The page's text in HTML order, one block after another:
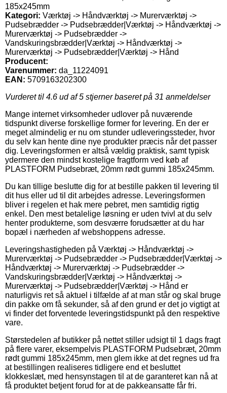
185x245mm
Kategori: Værktøj -> Håndværktøj -> Murerværktøj ->
Pudsebrædder -> Pudsebrædder|Værktøj -> Håndværktøj ->
Murerværktøj -> Pudsebrædder ->
Vandskuringsbrædder|Værktøj -> Håndværktøj ->
Murerværktøj -> Pudsebrædder|Værktøj -> Hånd
Producent:
Varenummer: da_11224091
EAN: 5709163202300
Vurderet til 4.6 ud af 5 stjerner baseret på 31 anmeldelser
Mange internet virksomheder udlover på nuværende
tidspunkt diverse forskellige former for levering. En der er
meget almindelig er nu om stunder udleveringssteder, hvor
du selv kan hente dine nye produkter præcis når det passer
dig. Leveringsformen er altså vældig praktisk, samt typisk
ydermere den mindst kostelige fragtform ved køb af
PLASTFORM Pudsebræt, 20mm rødt gummi 185x245mm.
Du kan tillige beslutte dig for at bestille pakken til levering til
dit hus eller ud til dit arbejdes adresse. Leveringsformen
bliver i regelen et hak mere pebret, men samtidig rigtig
enkel. Den mest betalelige løsning er uden tvivl at du selv
henter produkterne, som desværre forudsætter at du har
bopæl i nærheden af webshoppens adresse.
Leveringshastigheden på Værktøj -> Håndværktøj ->
Murerværktøj -> Pudsebrædder -> Pudsebrædder|Værktøj ->
Håndværktøj -> Murerværktøj -> Pudsebrædder ->
Vandskuringsbrædder|Værktøj -> Håndværktøj ->
Murerværktøj -> Pudsebrædder|Værktøj -> Hånd er
naturligvis ret så aktuel i tilfælde af at man står og skal bruge
din pakke om få sekunder, så af den grund er det jo vigtigt at
vi finder det forventede leveringstidspunkt på den respektive
vare.
Størstedelen af butikker på nettet stiller udsigt til 1 dags fragt
på flere varer, eksempelvis PLASTFORM Pudsebræt, 20mm
rødt gummi 185x245mm, men glem ikke at det regnes ud fra
at bestillingen realiseres tidligere end et besluttet
klokkeslæt, med hensynstagen til at de garanteret kan nå at
få produktet betjent forud for at de pakkeansatte får fri.